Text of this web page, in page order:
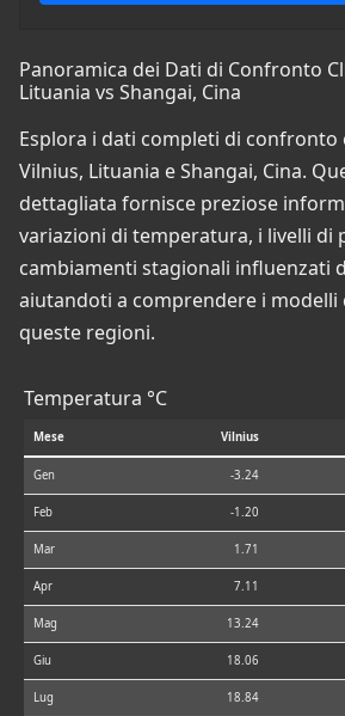
Panoramica dei Dati di Confronto
Lituania vs Shangai, Cina
Esplora i dati completi di confronto
Vilnius, Lituania e Shangai, Cina.
dettagliata fornisce preziose
variazioni di temperatura, i livelli di
cambiamenti stagionali influenzati
aiutandoti a comprendere i modelli
queste regioni.
Temperatura °C
Mese Vilnius
Gen -3.24
Feb -1.20
Mar 1.71
Apr 7.11
Mag 13.24
Giu 18.06
Lug 18.84